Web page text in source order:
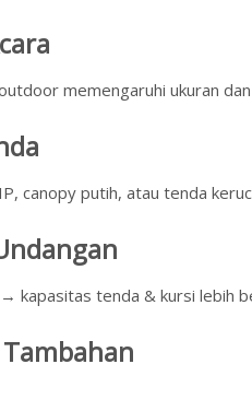
memengaruhi ukuran
canopy putih, atau tenda
kapasitas tenda & kursi lebih